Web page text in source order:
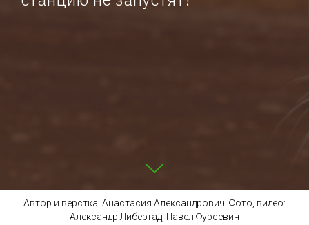
Автор и вёрстка: Анастасия Александрович. Фото, видео:
Александр Либертад, Павел Фурсевич